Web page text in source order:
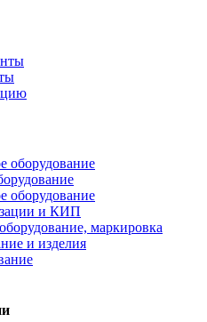
оборудование
оборудование
и КИП
маркировка
и изделия